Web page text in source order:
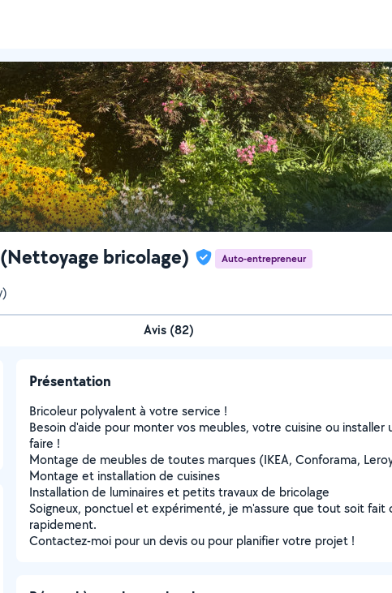
bricolage) Auto-entrepreneur
Avis (82)
Présentation
Bricoleur polyvalent à votre service !
Besoin d'aide pour monter vos meubles, votre cuisine ou installer
faire !
Montage de meubles de toutes marques (IKEA, Conforama,
Montage et installation de cuisines
Installation de luminaires et petits travaux de bricolage
Soigneux, ponctuel et expérimenté, je m'assure que tout soit
rapidement.
Contactez-moi pour un devis ou pour planifier votre projet !